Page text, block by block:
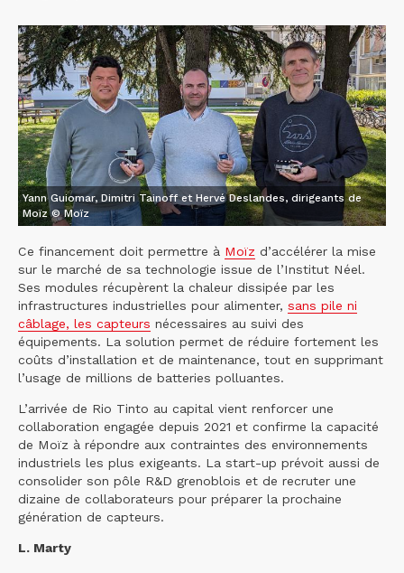
Yann Guiomar, Dimitri Tainoff et Hervé Deslandes, dirigeants de
Moïz © Moïz
Ce financement doit permettre à Moïz d’accélérer la mise
sur le marché de sa technologie issue de l’Institut Néel.
Ses modules récupèrent la chaleur dissipée par les
infrastructures industrielles pour alimenter, sans pile ni
câblage, les capteurs nécessaires au suivi des
équipements. La solution permet de réduire fortement les
coûts d’installation et de maintenance, tout en supprimant
l’usage de millions de batteries polluantes.
L’arrivée de Rio Tinto au capital vient renforcer une
collaboration engagée depuis 2021 et confirme la capacité
de Moïz à répondre aux contraintes des environnements
industriels les plus exigeants. La start-up prévoit aussi de
consolider son pôle R&D grenoblois et de recruter une
dizaine de collaborateurs pour préparer la prochaine
génération de capteurs.
L. Marty